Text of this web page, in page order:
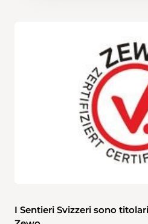
I Sentieri Svizzeri sono